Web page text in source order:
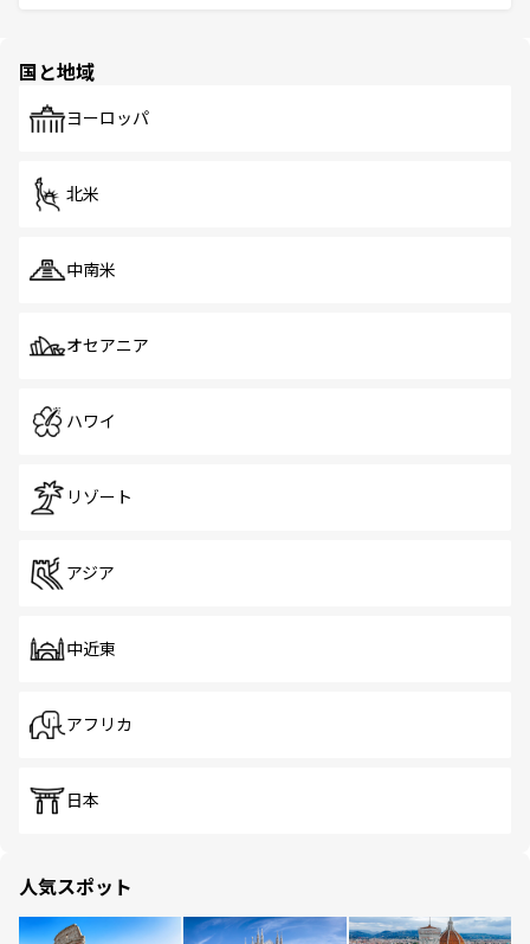
で、ホーカーズは地元の風情を楽しめる外せないスポット
国と地域
ヨーロッパ
北米
中南米
オセアニア
ハワイ
リゾート
アジア
中近東
アフリカ
日本
人気スポット